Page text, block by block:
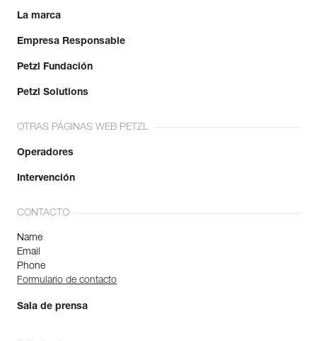
La marca
Empresa Responsable
Petzl Fundación
Petzl Solutions
OTRAS PÁGINAS WEB PETZL
Operadores
Intervención
CONTACTO
Name
Email
Phone
Formulario de contacto
Sala de prensa